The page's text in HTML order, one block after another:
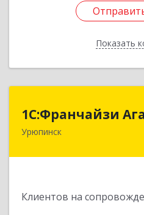
Показать
1С:Франчайзи
Урюпинск
Клиентов на
403113, Волгоградская